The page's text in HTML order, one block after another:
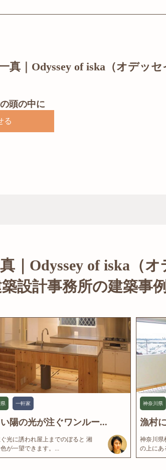
真｜Odyssey of iska（オデッ
頭の中に
る
｜Odyssey of iska（
設計事務所の建築事例
一軒家
陽の光が注ぐワンルー...
光に誘われ屋上までのぼると 湘
が一望できます。...
神奈川県
漁村
神奈川県
の上にあ